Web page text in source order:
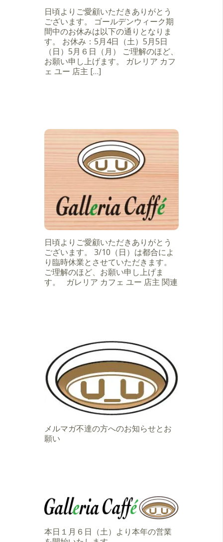
日頃よりご愛顧いただきありがとう
ございます。 ゴールデンウィーク期
間中のお休みは以下の通りとなりま
す。 お休み：5月4日（土）5月5日
（日）5月６日（月） ご理解のほど、
お願い申し上げます。 ガレリア カフ
ェ ユー 店主 […]
日頃よりご愛顧いただきありがとう
ございます。 3/10（日）は都合によ
り臨時休業とさせていただきます。
ご理解のほど、お願い申し上げま
す。 ガレリア カフェ ユー 店主 関連
メルマガ不達の方へのお知らせとお
願い
本日１月６日（土）より本年の営業